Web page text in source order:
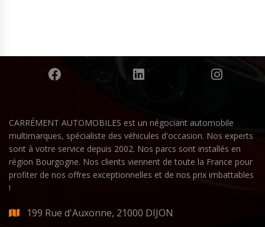
CARRÉMENT AUTOMOBILES est un négociant automobile
multimarques, spécialiste des véhicules d'occasion. Nos experts
sont à votre service depuis 2002. Nos parcs sont installés en
région Bourgogne. Nos clients viennent de toute la France pour
profiter de nos offres exceptionnelles et de nos prix imbattables
!
199 Rue d'Auxonne, 21000 DIJON